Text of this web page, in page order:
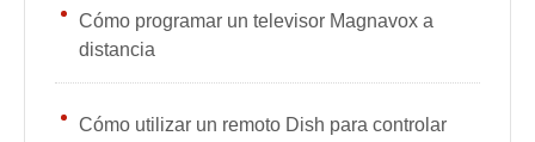
Cómo programar un televisor Magnavox a
distancia
Cómo utilizar un remoto Dish para controlar